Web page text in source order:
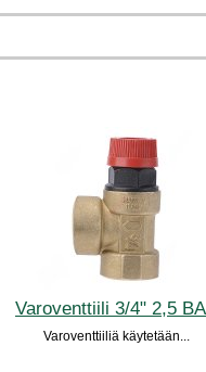
Varoventtiili 3/4" 2,5
Varoventtiiliä käytetään...